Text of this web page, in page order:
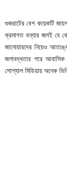
গুজরাটের বেশ কয়েকটি
ক্রমাগত বন্যার জলই যে
জানোয়ারদের নিয়েও
জলাবদ্ধতার পরে
সোশ্যাল মিডিয়ায় অনেক